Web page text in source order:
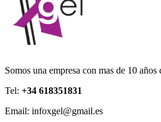
Somos una empresa con mas de 10 años
Tel: +34 618351831
Email: infoxgel@gmail.es